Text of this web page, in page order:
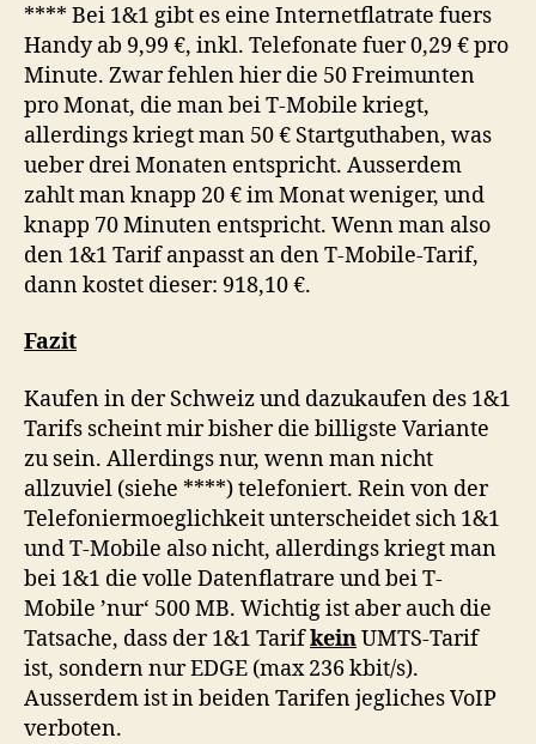
**** Bei 1&1 gibt es eine Internetflatrate fuers
Handy ab 9,99 €, inkl. Telefonate fuer 0,29 € pro
Minute. Zwar fehlen hier die 50 Freimunten
pro Monat, die man bei T-Mobile kriegt,
allerdings kriegt man 50 € Startguthaben, was
ueber drei Monaten entspricht. Ausserdem
zahlt man knapp 20 € im Monat weniger, und
knapp 70 Minuten entspricht. Wenn man also
den 1&1 Tarif anpasst an den T-Mobile-Tarif,
dann kostet dieser: 918,10 €.
Fazit
Kaufen in der Schweiz und dazukaufen des 1&1
Tarifs scheint mir bisher die billigste Variante
zu sein. Allerdings nur, wenn man nicht
allzuviel (siehe ****) telefoniert. Rein von der
Telefoniermoeglichkeit unterscheidet sich 1&1
und T-Mobile also nicht, allerdings kriegt man
bei 1&1 die volle Datenflatrare und bei T-
Mobile ’nur‘ 500 MB. Wichtig ist aber auch die
Tatsache, dass der 1&1 TarifkeinUMTS-Tarif
ist, sondern nur EDGE (max 236 kbit/s).
Ausserdem ist in beiden Tarifen jegliches VoIP
verboten.